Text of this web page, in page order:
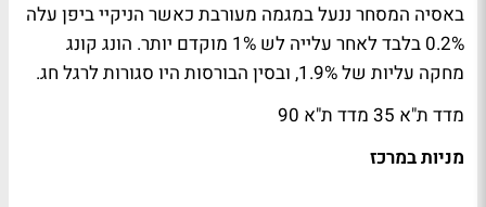
באסיה המסחר ננעל במגמה מעורבת כאשר הניקיי ביפן עלה
0.2% בלבד לאחר עלייה לש 1% מוקדם יותר. הונג קונג
מחקה עליות של 1.9%, ובסין הבורסות היו סגורות לרגל חג.
מדד ת"א 35 מדד ת"א 90
מניות במרכז